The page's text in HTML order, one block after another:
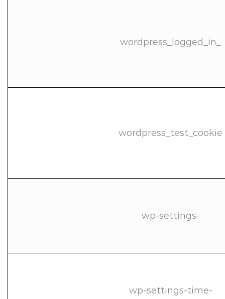
wordpress_logged_in_
wordpress_test_cookie
wp-settings-
wp-settings-time-